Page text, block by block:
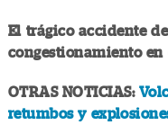
El trágico accidente
congestionamiento
OTRAS NOTICIAS:
retumbos y